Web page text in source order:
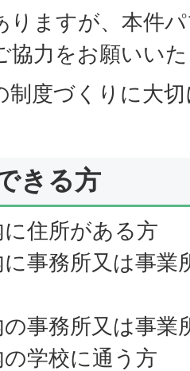
りますが、本件
協力をお願いい
制度づくりに大
きる方
に住所がある方
に事務所又は事
の事務所又は事業
の学校に通う方